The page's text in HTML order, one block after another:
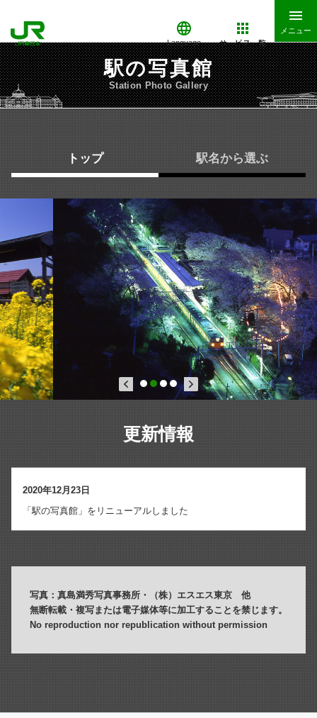
Language サービス一覧
メニュー
駅の写真館
Station Photo Gallery
トップ 駅名から選ぶ
更新情報
2020年12月23日
「駅の写真館」をリニューアルしました
写真：真島満秀写真事務所・（株）エスエス東京 他
無断転載・複写または電子媒体等に加工することを禁じます。
No reproduction nor republication without permission